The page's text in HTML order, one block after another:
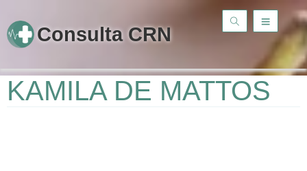
Consulta CRN
KAMILA DE MATTOS